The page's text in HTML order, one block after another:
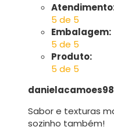
5 de 5
Embalagem:
5 de 5
Produto:
5 de 5
danielacamoes98
Sabor e texturas
sozinho também!